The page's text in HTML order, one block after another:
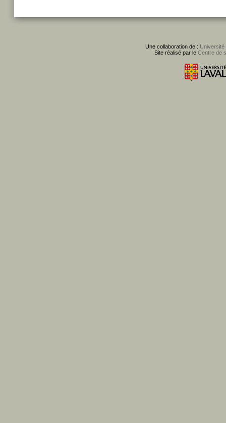
Une collaboration de : Université
Site réalisé par le Centre de